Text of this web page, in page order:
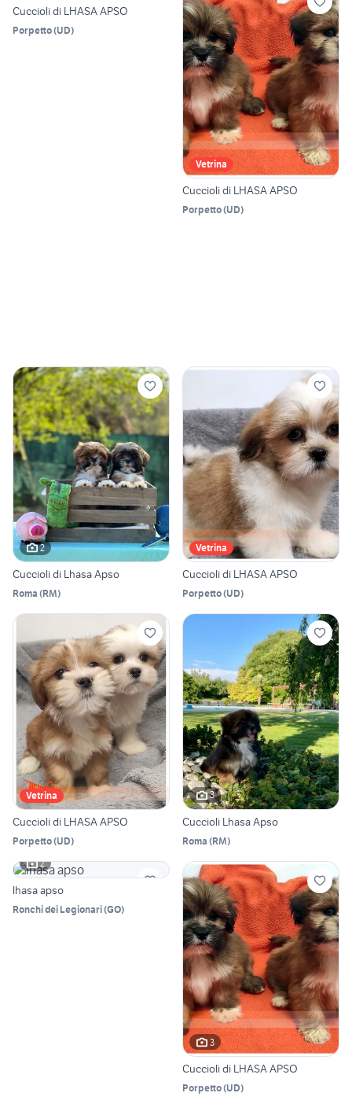
Cuccioli di LHASA APSO
Porpetto(UD)
Vetrina
Cuccioli di LHASA APSO
Porpetto(UD)
2
Cuccioli di Lhasa Apso
Roma (RM)
Vetrina
Cuccioli di LHASA APSO
Porpetto(UD)
Vetrina
Cuccioli di LHASA APSO
Porpetto(UD)
3
Cuccioli Lhasa Apso
Roma (RM)
2
lhasa apso
Ronchi dei Legionari(GO)
3
Cuccioli di LHASA APSO
Porpetto(UD)